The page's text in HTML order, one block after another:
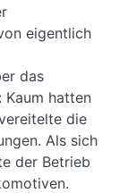
eigentlich
das
Kaum hatten
die
Als sich
der Betrieb